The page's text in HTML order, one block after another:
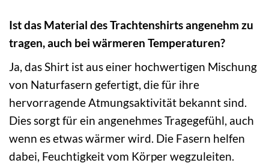
Ist das Material des Trachtenshirts angenehm zu
tragen, auch bei wärmeren Temperaturen?
Ja, das Shirt ist aus einer hochwertigen Mischung
von Naturfasern gefertigt, die für ihre
hervorragende Atmungsaktivität bekannt sind.
Dies sorgt für ein angenehmes Tragegefühl, auch
wenn es etwas wärmer wird. Die Fasern helfen
dabei, Feuchtigkeit vom Körper wegzuleiten.